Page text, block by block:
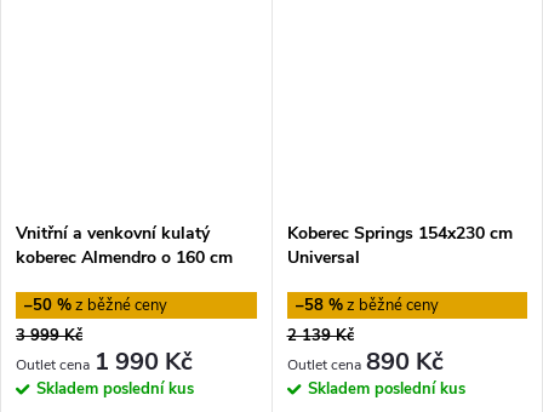
Vnitřní a venkovní kulatý
koberec Almendro o 160 cm
–50 %
3 999 Kč
1 990 Kč
Skladem poslední kus
Koberec Springs 154x230 cm
Universal
–58 %
2 139 Kč
890 Kč
Skladem poslední kus